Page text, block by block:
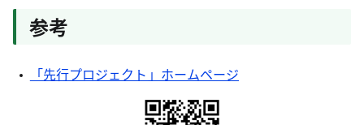
参考
「先行プロジェクト」ホームページ